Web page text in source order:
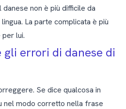
danese non è più difficile da
La parte complicata è più
lui.
gli errori di danese di
Se dice qualcosa in
nel modo corretto nella frase